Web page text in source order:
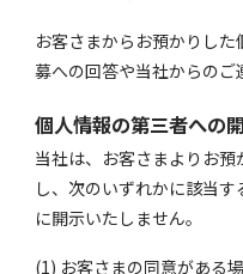
お客さまからお預かりし
募への回答や当社からのご
個人情報の第三者への
当社は、お客さまよりお
し、次のいずれかに該当
に開示いたしません。
(1) お客さまの同意がある